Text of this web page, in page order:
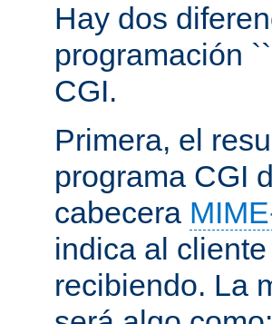
Hay dos
programación
CGI.
Primera, el
programa CGI
cabecera
indica al
recibiendo. La